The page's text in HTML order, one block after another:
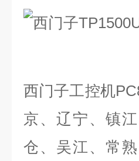
西门子工控机
京、辽宁、镇
仓、吴江、常